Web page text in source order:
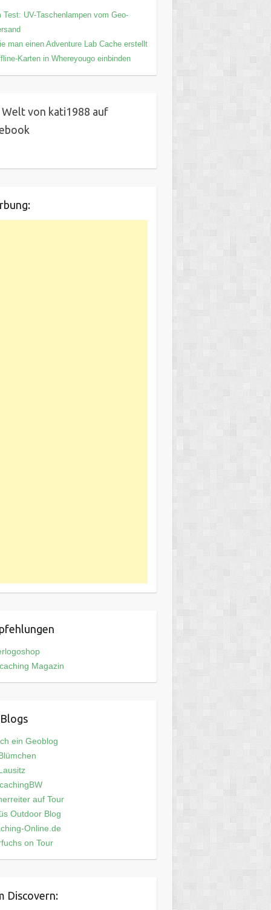
Test: UV-Taschenlampen vom Geo-
man einen Adventure Lab Cache erstellt
Karten in Whereyougo einbinden
Welt von kati1988 auf
Magazin
ein Geoblog
auf Tour
Outdoor Blog
Online.de
on Tour
Discovern: